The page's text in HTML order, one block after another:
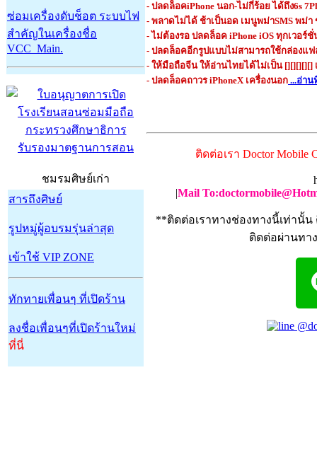
ซ่อมเครื่องดับช็อต ระบบไฟ
สำคัญในเครื่องชื่อ
VCC_Main.
กระทรวงศึกษาธิการ
รับรองมาตฐานการสอน
ชมรมศิษย์เก่า
สารถึงศิษย์
รูปหมู่ผู้อบรมรุ่นล่าสุด
เข้าใช้ VIP ZONE
ทักทายเพื่อนๆ ที่เปิดร้าน
ลงชื่อเพื่อนๆที่เปิดร้านใหม่
ที่นี่
- ปลดล็อคiPhone นอก-ไม่กี่ร้อย ได้ถึง6s
- พลาดไม่ได้ ช้าเป็นอด เมนูพม่าSMS พม่
- ไม่ต้องรอ ปลดล็อค iPhone iOS ทุกเวอร์
- ปลดล็อคอีกรูปแบบไม่สามารถใช้กล่องแ
- ให้มือถือจีน ให้อ่านไทยได้ไม่เป็น [][][][][]
- ปลดล็อคถาวร iPhoneX เครื่องนอก ...อ่าน
ติดต่อเรา Doctor Mobile
|Mail
**ติดต่อเราทางช่องทางนี้เท่านั้
ติดต่อผ่านทาง